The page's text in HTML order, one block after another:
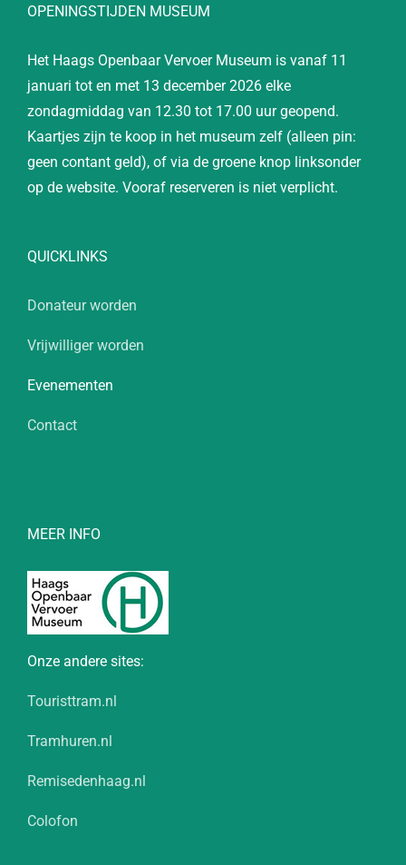
OPENINGSTIJDEN MUSEUM
Het Haags Openbaar Vervoer Museum is vanaf 11
januari tot en met 13 december 2026 elke
zondagmiddag van 12.30 tot 17.00 uur geopend.
Kaartjes zijn te koop in het museum zelf (alleen pin:
geen contant geld), of via de groene knop linksonder
op de website. Vooraf reserveren is niet verplicht.
QUICKLINKS
Donateur worden
Vrijwilliger worden
Evenementen
Contact
MEER INFO
Onze andere sites:
Touristtram.nl
Tramhuren.nl
Remisedenhaag.nl
Colofon